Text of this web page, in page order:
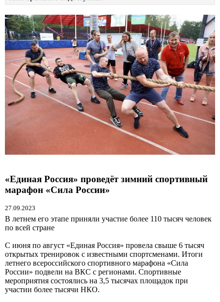
«Единая Россия» проведёт зимний спортивный
марафон «Сила России»
27.09.2023
В летнем его этапе приняли участие более 110 тысяч человек
по всей стране
С июня по август «Единая Россия» провела свыше 6 тысяч
открытых тренировок с известными спортсменами. Итоги
летнего всероссийского спортивного марафона «Сила
России» подвели на ВКС с регионами. Спортивные
мероприятия состоялись на 3,5 тысячах площадок при
участии более тысячи НКО.